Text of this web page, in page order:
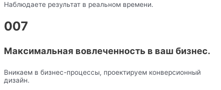
Наблюдаете результат в реальном времени.
007
Максимальная вовлеченность в ваш бизнес.
Вникаем в бизнес-процессы, проектируем конверсионный
дизайн.